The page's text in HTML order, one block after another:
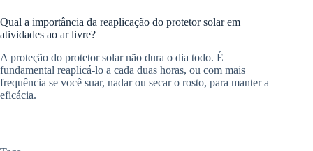
Qual a importância da reaplicação do protetor solar em
atividades ao ar livre?
A proteção do protetor solar não dura o dia todo. É
fundamental reaplicá-lo a cada duas horas, ou com mais
frequência se você suar, nadar ou secar o rosto, para manter a
eficácia.